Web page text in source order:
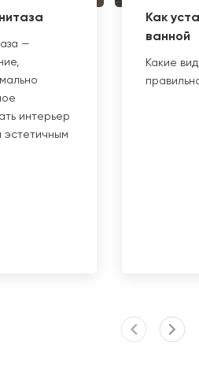
—
интерьер
эстетичным
Как
ванной
Какие